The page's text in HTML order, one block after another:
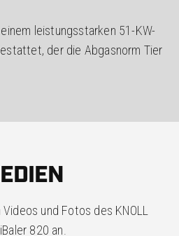
leistungsstarken 51-KW-
der die Abgasnorm Tier
und Fotos des KNOLL
820 an.